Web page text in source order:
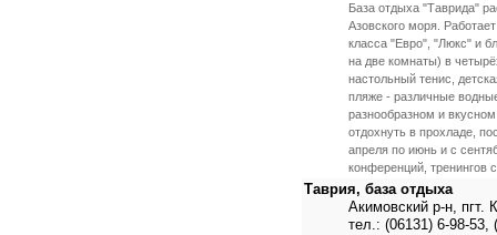
База отдыха "Таврида"
Азовского моря.
класса "Евро", "Люкс" и
на две комнаты) в
настольный тенис,
пляже - различные
разнообразном и
отдохнуть в прохладе,
апреля по июнь и с
конференций, тренингов
Таврия, база отдыха
Акимовский р-н, пгт.
тел.: (06131) 6-98-53,